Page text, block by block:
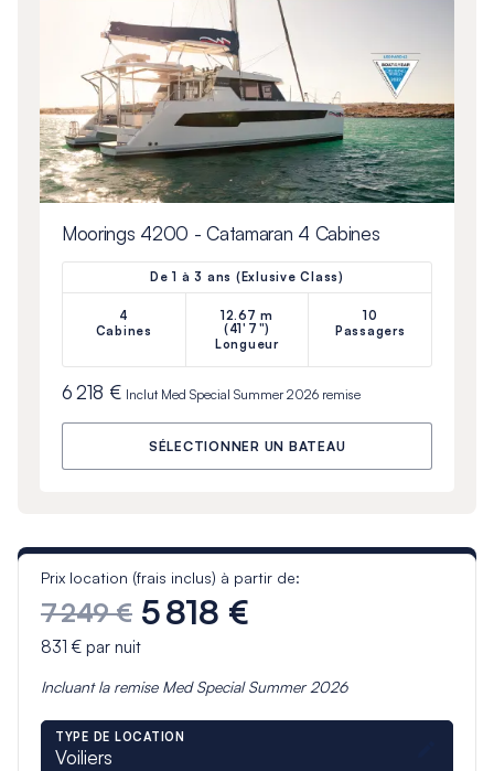
Moorings 4200 - Catamaran 4 Cabines
De 1 à 3 ans (Exlusive Class)
4
Cabines
12.67 m
(41'7")
Longueur
10
Passagers
6 218 € Inclut Med Special Summer 2026remise
SÉLECTIONNER UN BATEAU
Prix location (frais inclus) à partir de:
7 249 € 5 818 €
831 €par nuit
Incluant la remise Med Special Summer 2026
TYPE DE LOCATION
Voiliers